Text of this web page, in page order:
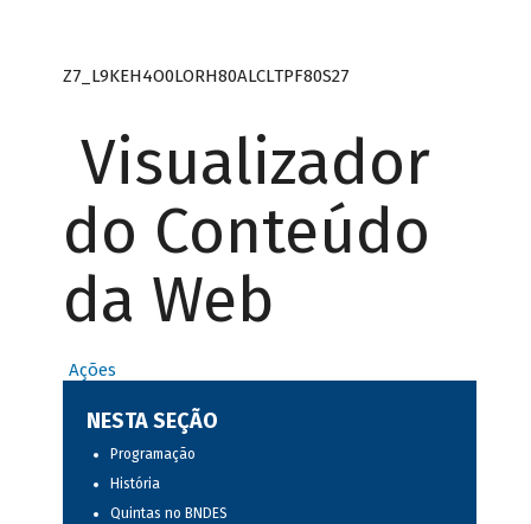
Z7_L9KEH4O0LORH80ALCLTPF80S27
Visualizador
do Conteúdo
da Web
Ações
NESTA SEÇÃO
Programação
História
Quintas no BNDES